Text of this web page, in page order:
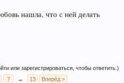
нашла, что с ней делать
или зарегистрироваться, чтобы ответить.)
7 → 13 Вперёд >